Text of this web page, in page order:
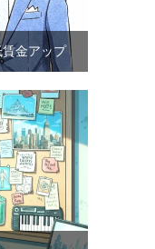
金アップ